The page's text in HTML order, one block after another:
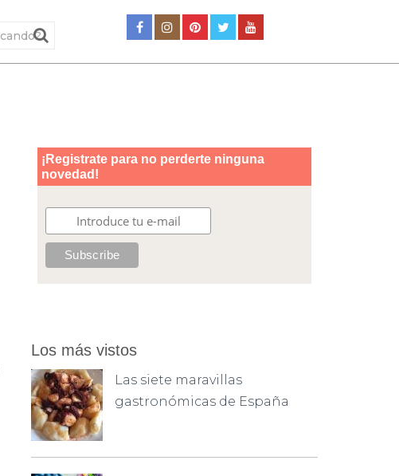
Los más vistos
Las siete maravillas
gastronómicas de España